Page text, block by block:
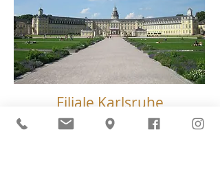
Filiale Karlsruhe
Termin nach telefonischer Vereinbarung